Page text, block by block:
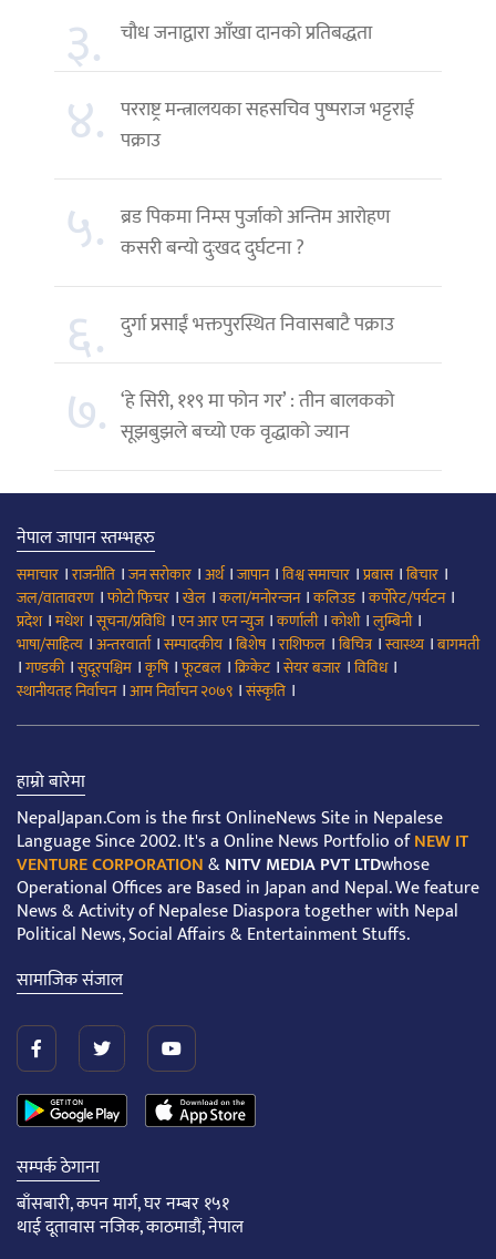
३. चौध जनाद्वारा आँखा दानको प्रतिबद्धता
४. परराष्ट्र मन्त्रालयका सहसचिव पुष्पराज भट्टराई
पक्राउ
५. ब्रड पिकमा निम्स पुर्जाको अन्तिम आरोहण
कसरी बन्यो दुःखद दुर्घटना ?
६. दुर्गा प्रसाईं भक्तपुरस्थित निवासबाटै पक्राउ
७. ‘हे सिरी, ११९ मा फोन गर’ : तीन बालकको
सूझबुझले बच्यो एक वृद्धाको ज्यान
नेपाल जापान स्तम्भहरु
समाचार ।राजनीति ।जन सरोकार ।अर्थ।जापान।विश्व समाचार ।प्रबास।बिचार ।
जल/वातावरण ।फोटो फिचर ।खेल ।कला/मनोरन्जन।कलिउड।कर्पोरेट/पर्यटन।
प्रदेश।मधेश।सूचना/प्रविधि।एन आर एन न्युज।कर्णाली।कोशी।लुम्बिनी।
भाषा/साहित्य ।अन्तरवार्ता।सम्पादकीय ।बिशेष।राशिफल ।बिचित्र।स्वास्थ्य ।बागमती
।गण्डकी।सुदूरपश्चिम ।कृषि।फूटबल ।क्रिकेट।सेयर बजार ।विविध।
स्थानीयतह निर्वाचन।आम निर्वाचन २०७९ ।संस्कृति ।
हाम्रो बारेमा
NepalJapan.Com is the first OnlineNews Site in Nepalese
Language Since 2002. It's a Online News Portfolio ofNEW IT
VENTURE CORPORATION&NITV MEDIA PVT LTDwhose
Operational Offices are Based in Japan and Nepal. We feature
News & Activity of Nepalese Diaspora together with Nepal
Political News, Social Affairs & Entertainment Stuffs.
सामाजिक संजाल
सम्पर्क ठेगाना
बाँसबारी, कपन मार्ग, घर नम्बर १५१
थाई दूतावास नजिक, काठमाडौं, नेपाल